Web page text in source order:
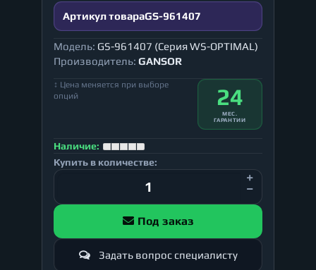
Артикул товараGS-961407
Модель: GS-961407 (Серия WS-OPTIMAL)
Производитель: GANSOR
↕ Цена меняется при выборе
опций
24
МЕС.
ГАРАНТИИ
Наличие:
Купить в количестве:
Под заказ
Задать вопрос специалисту